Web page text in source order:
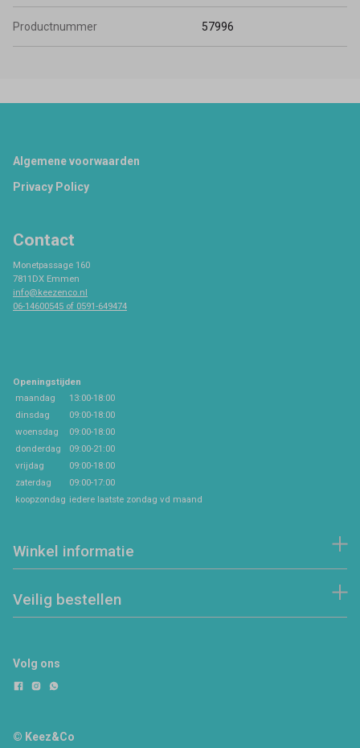
Productnummer 57996
Footer
Algemene voorwaarden
Privacy Policy
Contact
Monetpassage 160
7811DX Emmen
info@keezenco.nl
06-14600545 of 0591-649474
Openingstijden
maandag
13:00-18:00
dinsdag
09:00-18:00
woensdag
09:00-18:00
donderdag
09:00-21:00
vrijdag
09:00-18:00
zaterdag
09:00-17:00
koopzondag iedere laatste zondag vd maand
Winkel informatie
Veilig bestellen
Volg ons
© Keez&Co